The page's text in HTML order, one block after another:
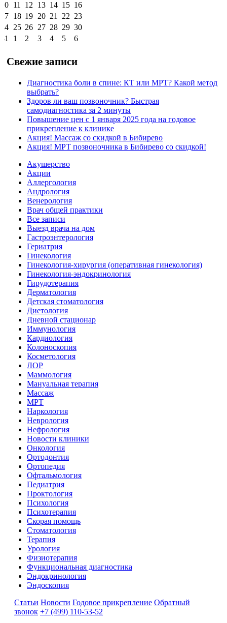
10 11 12 13 14 15 16
17 18 19 20 21 22 23
24 25 26 27 28 29 30
31
1 2 3 4 5 6
Свежие записи
Диагностика боли в спине: КТ или МРТ? Какой метод
выбрать?
Здоров ли ваш позвоночник? Быстрая
самодиагностика за 2 минуты
Повышение цен с 1 января 2025 года на годовое
прикрепление к клинике
Акция! Массаж со скидкой в Бибирево
Акция! МРТ позвоночника в Бибирево со скидкой!
Акушерство
Акции
Аллергология
Андрология
Венерология
Врач общей практики
Все записи
Выезд врача на дом
Гастроэнтерология
Гериатрия
Гинекология
Гинекология-хирургия (оперативная гинекология)
Гинекология-эндокринология
Гирудотерапия
Дерматология
Детская стоматология
Диетология
Дневной стационар
Иммунология
Кардиология
Колоноскопия
Косметология
ЛОР
Маммология
Мануальная терапия
Массаж
МРТ
Наркология
Неврология
Нефрология
Новости клиники
Онкология
Ортодонтия
Ортопедия
Офтальмология
Педиатрия
Проктология
Психология
Психотерапия
Скорая помощь
Стоматология
Терапия
Урология
Физиотерапия
Функциональная диагностика
Эндокринология
Эндоскопия
Статьи Новости Годовое прикрепление Обратный
звонок +7 (499) 110-53-52